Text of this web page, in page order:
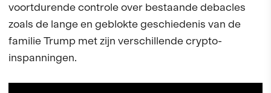
voortdurende controle over bestaande debacles
zoals de lange en geblokte geschiedenis van de
familie Trump met zijn verschillende crypto-
inspanningen.